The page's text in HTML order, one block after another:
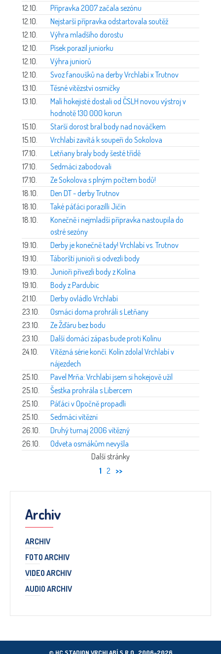
12.10.
Přípravka 2007 začala sezónu
12.10.
Nejstarší přípravka odstartovala soutěž
12.10.
Výhra mladšího dorostu
12.10.
Písek porazil juniorku
12.10.
Výhra juniorů
12.10.
Svoz fanoušků na derby Vrchlabí x Trutnov
13.10.
Těsné vítězství osmičky
13.10.
Malí hokejisté dostali od ČSLH novou výstroj v
hodnotě 130 000 korun
15.10.
Starší dorost bral body nad nováčkem
15.10.
Vrchlabí zavítá k soupeři do Sokolova
17.10.
Letňany braly body šesté třídě
17.10.
Sedmáci zabodovali
17.10.
Ze Sokolova s plným počtem bodů!
18.10.
Den DT - derby Trutnov
18.10.
Také páťáci porazilli Jičín
18.10.
Konečně i nejmladší přípravka nastoupila do
ostré sezóny
19.10.
Derby je konečně tady! Vrchlabí vs. Trutnov
19.10.
Táborští junioři si odvezli body
19.10.
Junioři přivezli body z Kolína
19.10.
Body z Pardubic
21.10.
Derby ovládlo Vrchlabí
23.10.
Osmáci doma prohráli s Letňany
23.10.
Ze Žďáru bez bodu
23.10.
Další domácí zápas bude proti Kolínu
24.10.
Vítězná série končí. Kolín zdolal Vrchlabí v
nájezdech
25.10.
Pavel Mrňa: Vrchlabí jsem si hokejově užil
25.10.
Šestka prohrála s Libercem
25.10.
Páťáci v Opočně propadli
25.10.
Sedmáci vítězní
26.10.
Druhý turnaj 2006 vítězný
26.10.
Odveta osmákům nevyšla
Další stránky
1 2 >>
Archiv
ARCHIV
FOTO ARCHIV
VIDEO ARCHIV
AUDIO ARCHIV
© HC STADION VRCHLABÍ S.R.O., 2006–2026